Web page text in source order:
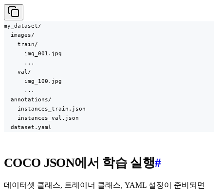
my_dataset/
  images/
    train/
      img_001.jpg
      ...
    val/
      img_100.jpg
      ...
  annotations/
    instances_train.json
    instances_val.json
  dataset.yaml
COCO JSON에서 학습 실행#
데이터셋 클래스, 트레이너 클래스, YAML 설정이 준비되면